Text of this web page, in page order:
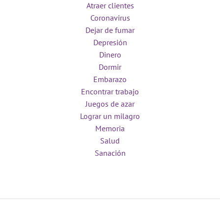
Atraer clientes
Coronavirus
Dejar de fumar
Depresión
Dinero
Dormir
Embarazo
Encontrar trabajo
Juegos de azar
Lograr un milagro
Memoria
Salud
Sanación